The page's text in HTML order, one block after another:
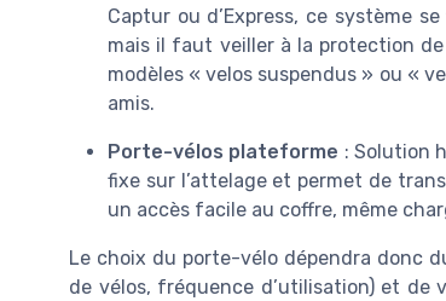
Captur ou d’Express, ce système
mais il faut veiller à la protection
modèles « velos suspendus » ou «
amis.
Porte-vélos plateforme : Solution
fixe sur l’attelage et permet de
un accès facile au coffre, même
Le choix du porte-vélo dépendra donc
de vélos, fréquence d’utilisation) et de